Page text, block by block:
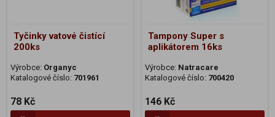
Tyčinky vatové čistící
200ks
Výrobce: Organyc
Katalogové číslo: 701961
78 Kč
Tampony Super s
aplikátorem 16ks
Výrobce: Natracare
Katalogové číslo: 700420
146 Kč